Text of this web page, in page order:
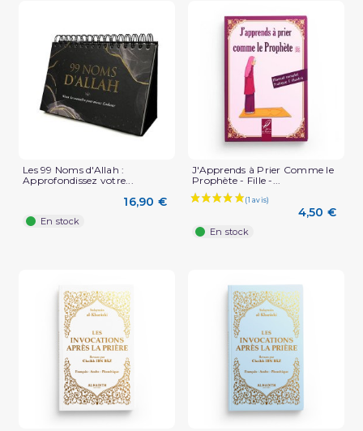
Les 99 Noms d'Allah :
Approfondissez votre...
16,90 €
En stock
J'Apprends à Prier Comme le
Prophète - Fille -...
4,50 €
En stock